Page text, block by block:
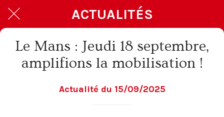
ACTUALITÉS
Le Mans : Jeudi 18 septembre,
amplifions la mobilisation !
Actualité du 15/09/2025